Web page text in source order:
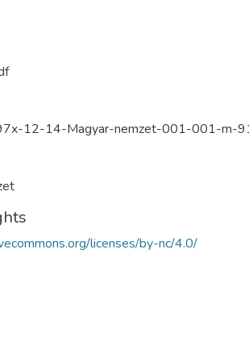
12-14-Magyar-nemzet-001-001-m-
licenses/by-nc/4.0/